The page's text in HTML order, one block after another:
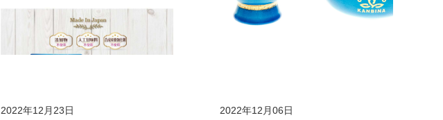
2022年12月23日
2022年12月06日